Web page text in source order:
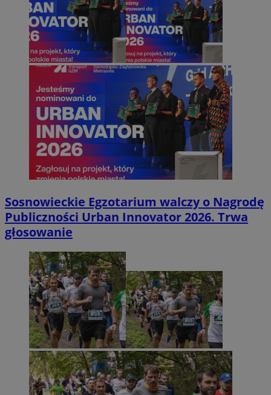
Sosnowieckie Egzotarium walczy o Nagrodę
Publiczności Urban Innovator 2026. Trwa
głosowanie